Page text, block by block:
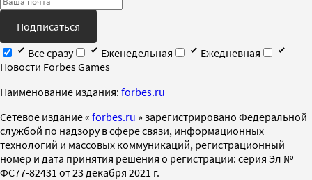
Подписаться
Все сразу
Еженедельная
Ежедневная
Новости Forbes Games
Наименование издания: forbes.ru
Cетевое издание « forbes.ru » зарегистрировано Федеральной
службой по надзору в сфере связи, информационных
технологий и массовых коммуникаций, регистрационный
номер и дата принятия решения о регистрации: серия Эл №
ФС77-82431 от 23 декабря 2021 г.